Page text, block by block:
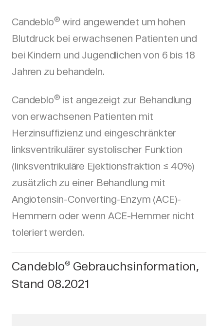
Candeblo® wird angewendet um hohen
Blutdruck bei erwachsenen Patienten und
bei Kindern und Jugendlichen von 6 bis 18
Jahren zu behandeln.
Candeblo® ist angezeigt zur Behandlung
von erwachsenen Patienten mit
Herzinsuffizienz und eingeschränkter
linksventrikulärer systolischer Funktion
(linksventrikuläre Ejektionsfraktion ≤ 40%)
zusätzlich zu einer Behandlung mit
Angiotensin-Converting-Enzym (ACE)-
Hemmern oder wenn ACE-Hemmer nicht
toleriert werden.
Candeblo® Gebrauchsinformation,
Stand 08.2021